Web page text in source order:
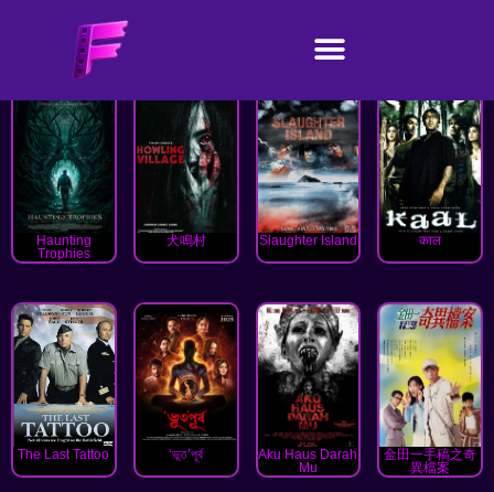
Haunting
Trophies
犬鳴村 Slaughter Island काल
The Last Tattoo ‘ভূত’পূর্ব
Aku Haus Darah
Mu
金田一手稿之奇
異檔案